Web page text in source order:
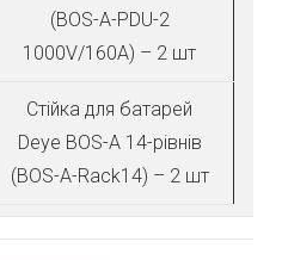
(BOS-A-PDU-2
1000V/160A) – 2 шт
Стійка для батарей
Deye BOS-A 14-рівнів
(BOS-A-Rack14) – 2 шт